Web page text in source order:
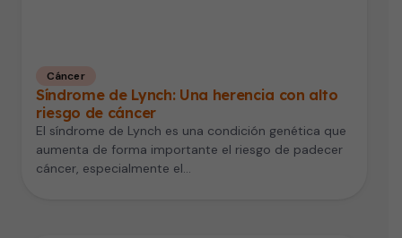
Cáncer
Síndrome de Lynch: Una herencia con alto
riesgo de cáncer
El síndrome de Lynch es una condición genética que
aumenta de forma importante el riesgo de padecer
cáncer, especialmente el…